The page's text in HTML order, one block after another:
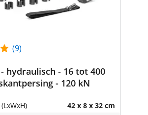
(9)
hydraulisch - 16 tot 400
- 120 kN
42 x 8 x 32 cm